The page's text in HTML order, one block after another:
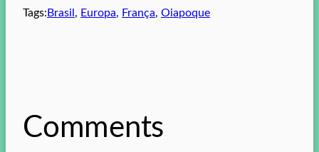
Tags: Brasil , Europa, França, Oiapoque
Comments